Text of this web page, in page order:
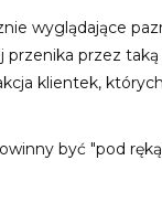
wyglądające
przez
klientek,
być "pod